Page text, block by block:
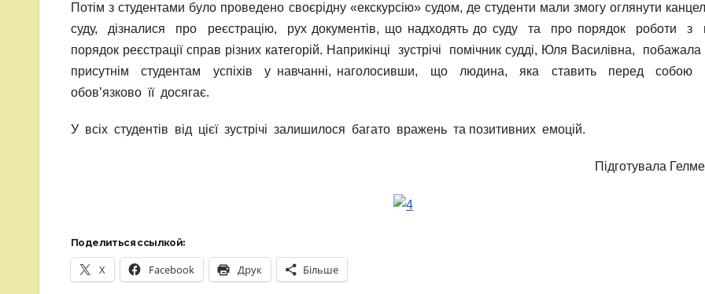
Потім з студентами було проведено своєрідну «екскурсію» судом, де студенти мали змогу оглянути
суду, дізналися про реєстрацію, рух документів, що надходять до суду та про порядок роботи з
порядок реєстрації справ різних категорій. Наприкінці зустрічі помічник судді, Юля Василівна,
присутнім студентам успіхів у навчанні, наголосивши, що людина, яка ставить перед собою
обов’язково її досягає.
У всіх студентів від цієї зустрічі залишилося багато вражень та позитивних емоцій.
Підготувала
Поделиться ссылкой:
X Facebook Друк Більше